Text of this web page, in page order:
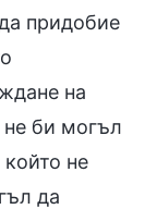
придобие
на
не би могъл
не
да